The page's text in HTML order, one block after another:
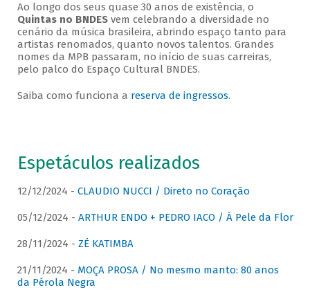
Ao longo dos seus quase 30 anos de existência, o
Quintas no BNDESvem celebrando a diversidade no
cenário da música brasileira, abrindo espaço tanto para
artistas renomados, quanto novos talentos. Grandes
nomes da MPB passaram, no início de suas carreiras,
pelo palco do Espaço Cultural BNDES.
Saiba como funciona a reserva de ingressos.
Espetáculos realizados
12/12/2024 - CLAUDIO NUCCI / Direto no Coração
05/12/2024 - ARTHUR ENDO + PEDRO IACO / À Pele da Flor
28/11/2024 - ZÉ KATIMBA
21/11/2024 - MOÇA PROSA / No mesmo manto: 80 anos
da Pérola Negra